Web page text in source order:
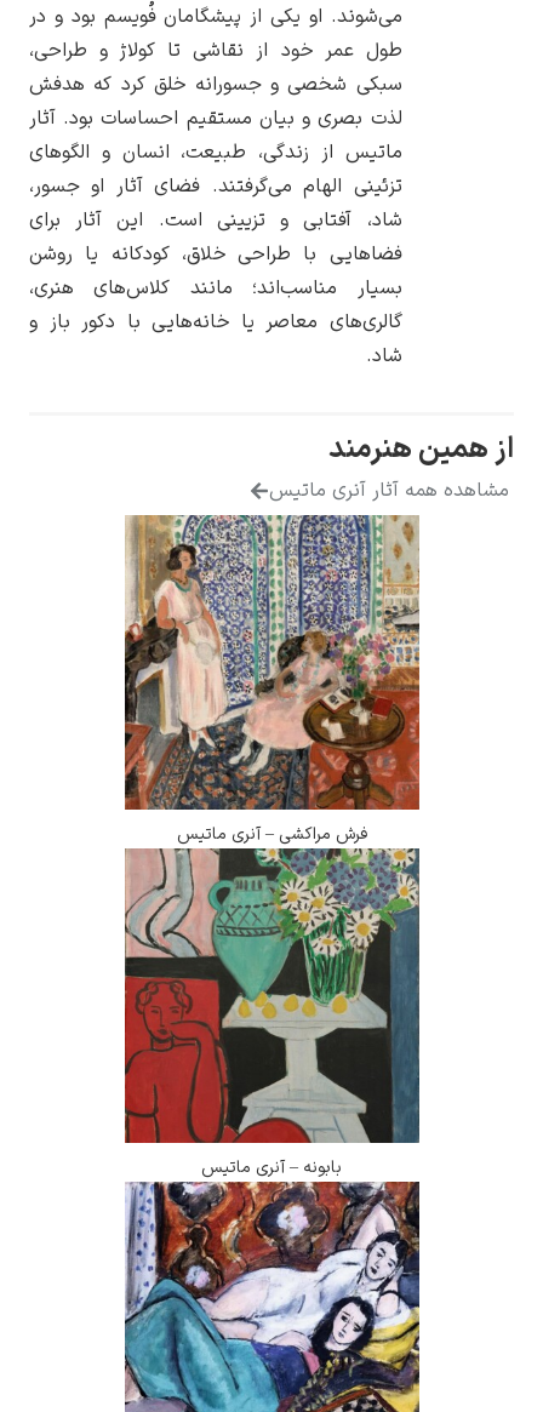
می‌شوند. او یکی از پیشگامان فُویسم بود و در
طول عمر خود از نقاشی تا کولاژ و طراحی،
سبکی شخصی و جسورانه خلق کرد که هدفش
لذت بصری و بیان مستقیم احساسات بود. آثار
ماتیس از زندگی، طبیعت، انسان و الگوهای
تزئینی الهام می‌گرفتند. فضای آثار او جسور،
شاد، آفتابی و تزیینی است. این آثار برای
فضاهایی با طراحی خلاق، کودکانه یا روشن
بسیار مناسب‌اند؛ مانند کلاس‌های هنری،
گالری‌های معاصر یا خانه‌هایی با دکور باز و
هنرمند
همه آثار آنری ماتیس
فرش مراکشی – آنری ماتیس
بابونه – آنری ماتیس